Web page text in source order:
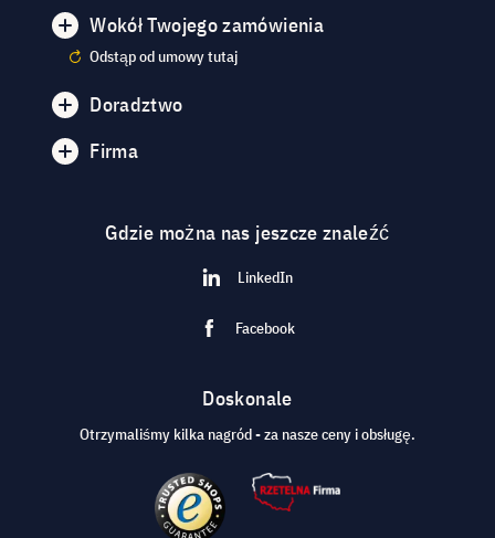
Wokół Twojego zamówienia
Odstąp od umowy tutaj
Doradztwo
Firma
Gdzie można nas jeszcze znaleźć
LinkedIn
Facebook
Doskonale
Otrzymaliśmy kilka nagród - za nasze ceny i obsługę.